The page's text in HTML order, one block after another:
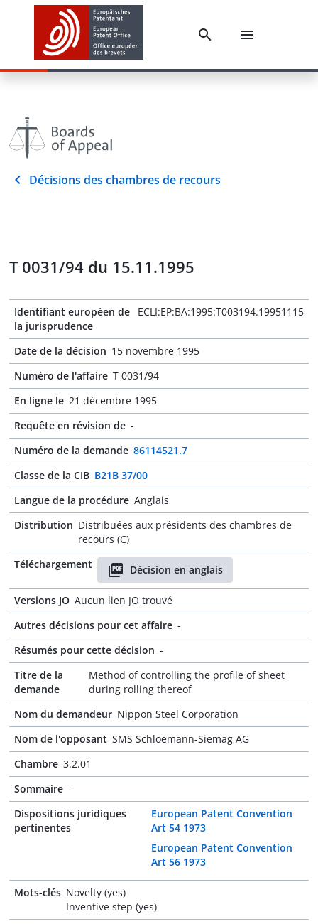
Décisions des chambres de recours
T 0031/94 du 15.11.1995
Identifiant européen de
la jurisprudence
ECLI:EP:BA:1995:T003194.19951115
Date de la décision 15 novembre 1995
Numéro de l'affaire T 0031/94
En ligne le 21 décembre 1995
Requête en révision de -
Numéro de la demande 86114521.7
Classe de la CIB B21B 37/00
Langue de la procédure Anglais
Distribution Distribuées aux présidents des chambres de
recours (C)
Téléchargement
Décision en anglais
Versions JO Aucun lien JO trouvé
Autres décisions pour cet affaire -
Résumés pour cette décision -
Titre de la
demande
Method of controlling the profile of sheet
during rolling thereof
Nom du demandeur Nippon Steel Corporation
Nom de l'opposant SMS Schloemann-Siemag AG
Chambre 3.2.01
Sommaire -
Dispositions juridiques
pertinentes
European Patent Convention
Art 54 1973
European Patent Convention
Art 56 1973
Mots-clés Novelty (yes)
Inventive step (yes)